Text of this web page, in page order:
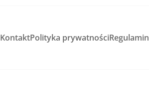
KontaktPolityka prywatnościRegulamin